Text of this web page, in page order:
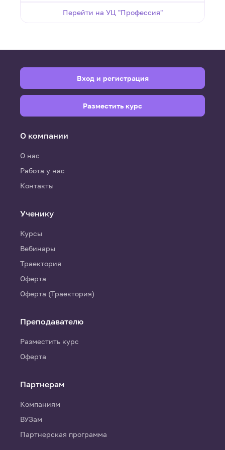
Перейти на УЦ "Профессия"
О компании
О нас
Работа у нас
Контакты
Ученику
Курсы
Вебинары
Траектория
Оферта
Оферта (Траектория)
Преподавателю
Разместить курс
Оферта
Партнерам
Компаниям
ВУЗам
Партнерская программа
Вход и регистрация
Разместить курс